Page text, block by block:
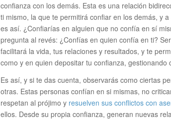
confianza con los demás. Esta es una relación
ti mismo, la que te permitirá confiar en los demás, y
es así. ¿Confiarías en alguien que no confía en sí
pregunta al revés: ¿Confías en quien confía en ti?
facilitará la vida, tus relaciones y resultados, y te
como y en quien depositar tu confianza,
Es así, y si te das cuenta, observarás como ciertas
otras. Estas personas confían en si mismas, no
respetan al prójimo y resuelven sus conflictos con
ellos. Desde su propia confianza, generan nuevas